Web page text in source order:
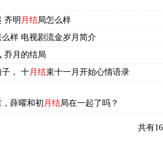
齐明 月结局怎么样
么样 电视剧流金岁月简介
乔月的结局
子， 十月结束十一月开始心情语录
薛曜和初 月结局在一起了吗？
共有